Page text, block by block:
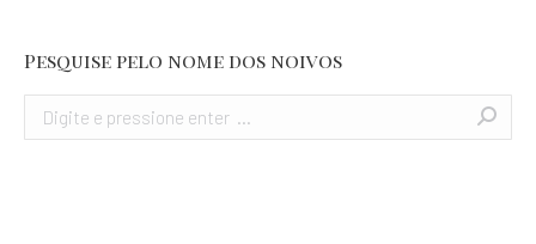
Pesquise pelo nome dos noivos
Search: